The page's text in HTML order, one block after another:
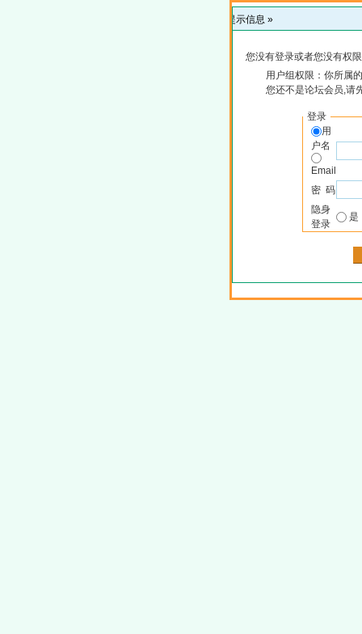
提示信息 »
您没有登录或者您没有权
用户组权限：你所属
您还不是论坛会员,请
登录
用
户名
Email
密 码
隐身
登录